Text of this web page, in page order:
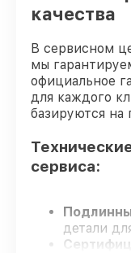
качества
В сервисном
мы
официальное
для каждого
базируются на
сервиса:
детали